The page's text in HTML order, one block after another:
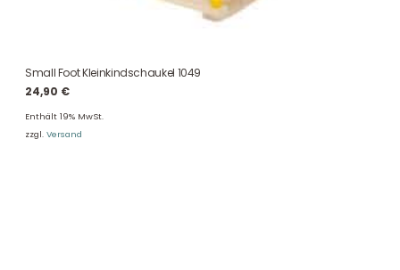
Small Foot Kleinkindschaukel 1049
24,90 €
Enthält 19% MwSt.
zzgl. Versand